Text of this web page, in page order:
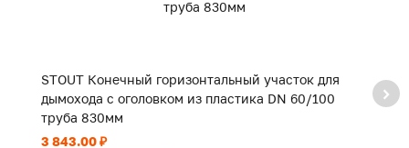
STOUT Конечный горизонтальный участок для
дымохода с оголовком из пластика DN 60/100
труба 830мм
3 843.00 ₽